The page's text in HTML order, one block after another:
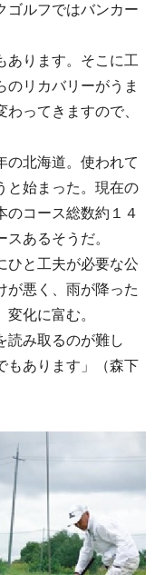
ゴルフではバンカー
ります。そこに工
のリカバリーがうま
ってきますので、
北海道。使われて
と始まった。現在の
のコース総数約１４
あるそうだ。
と工夫が必要な公
が悪く、雨が降った
化に富む。
み取るのが難し
もあります」（森下